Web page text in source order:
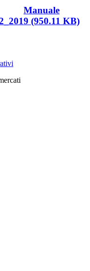
Manuale
(950.11 KB)